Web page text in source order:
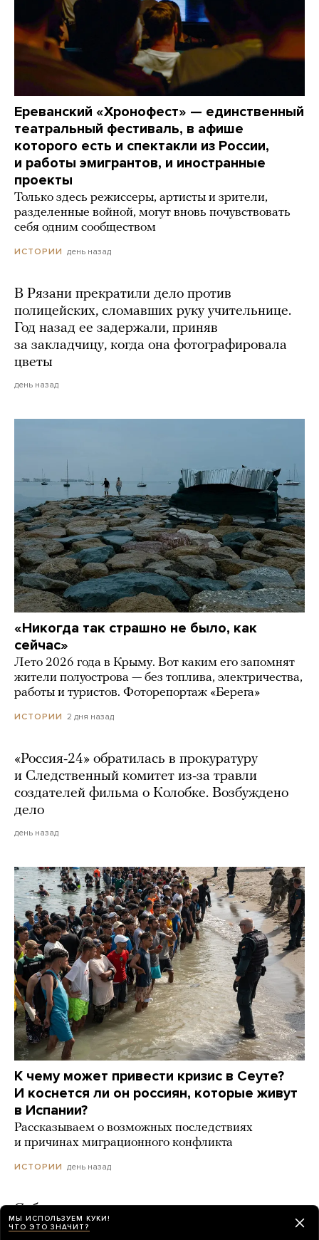
Ереванский «Хронофест» — единственный
театральный фестиваль, в афише
которого есть и спектакли из России,
и работы эмигрантов, и иностранные
проекты
Только здесь режиссеры, артисты и зрители,
разделенные войной, могут вновь почувствовать
себя одним сообществом
ИСТОРИИ день назад
В Рязани прекратили дело против
полицейских, сломавших руку учительнице.
Год назад ее задержали, приняв
за закладчицу, когда она фотографировала
цветы
день назад
«Никогда так страшно не было, как
сейчас»
Лето 2026 года в Крыму. Вот каким его запомнят
жители полуострова — без топлива, электричества,
работы и туристов. Фоторепортаж «Берега»
ИСТОРИИ 2 дня назад
«Россия-24» обратилась в прокуратуру
и Следственный комитет из-за травли
создателей фильма о Колобке. Возбуждено
дело
день назад
К чему может привести кризис в Сеуте?
И коснется ли он россиян, которые живут
в Испании?
Рассказываем о возможных последствиях
и причинах миграционного конфликта
ИСТОРИИ день назад
Собянин заявил, что с начала августа
Украина запустила по Москве
МЫ ИСПОЛЬЗУЕМ КУКИ!
ЧТО ЭТО ЗНАЧИТ?